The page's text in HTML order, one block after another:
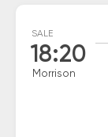
SALE
18:20
Morrison